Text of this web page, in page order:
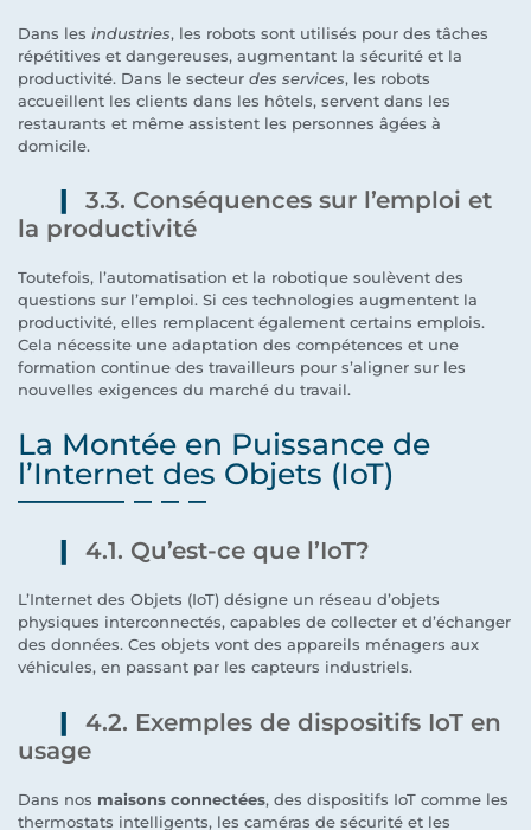
Dans les industries, les robots sont utilisés pour des tâches
répétitives et dangereuses, augmentant la sécurité et la
productivité. Dans le secteur des services, les robots
accueillent les clients dans les hôtels, servent dans les
restaurants et même assistent les personnes âgées à
domicile.
3.3. Conséquences sur l’emploi et
la productivité
Toutefois, l’automatisation et la robotique soulèvent des
questions sur l’emploi. Si ces technologies augmentent la
productivité, elles remplacent également certains emplois.
Cela nécessite une adaptation des compétences et une
formation continue des travailleurs pour s’aligner sur les
nouvelles exigences du marché du travail.
La Montée en Puissance de
l’Internet des Objets (IoT)
4.1. Qu’est-ce que l’IoT?
L’Internet des Objets (IoT) désigne un réseau d’objets
physiques interconnectés, capables de collecter et d’échanger
des données. Ces objets vont des appareils ménagers aux
véhicules, en passant par les capteurs industriels.
4.2. Exemples de dispositifs IoT en
usage
Dans nos maisons connectées, des dispositifs IoT comme les
thermostats intelligents, les caméras de sécurité et les